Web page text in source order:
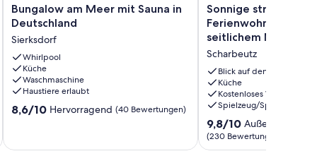
Bungalow
am
mit
Sauna
in
Deutschland
Sierksdorf
Bungalow am Meer mit Sauna in
Deutschland
Sierksdorf
Whirlpool
Küche
Waschmaschine
Haustiere erlaubt
8.6
Hervorragend,
8,6/10 Hervorragend (40 Bewertungen)
Sonnige
strandnahe
2
Ferienwohnung
mit
Balkon
und
seitlichem
Meerblick
Scharbeutz
Sonnige
Ferienwohnung mit
seitlichem Meerblick
Scharbeutz
Blick auf den Ozean
Küche
Kostenloses WLAN
Spielzeug/Spiele
9.8
von
10,
9,8/10
(230 Bewertungen)